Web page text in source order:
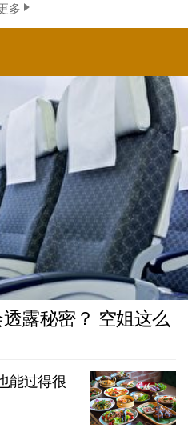
多
露秘密？ 空姐这么
能过得很